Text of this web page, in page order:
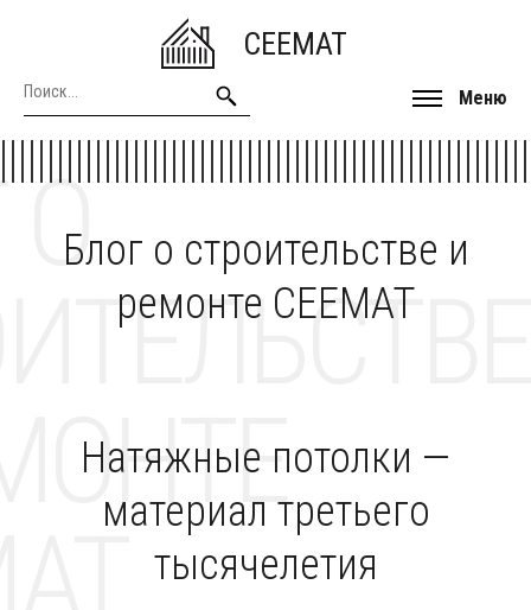
CEEMAT
Меню
Блог о строительстве и
ремонте CEEMAT
О
Натяжные потолки —
материал третьего
тысячелетия